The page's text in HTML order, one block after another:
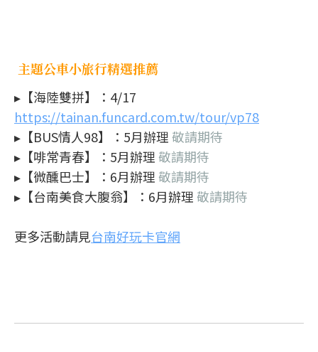
主題公車小旅行精選推薦
▸【海陸雙拼】：4/17
https://tainan.funcard.com.tw/tour/vp78
▸【BUS情人98】：5月辦理 敬請期待
▸【啡常青春】：5月辦理 敬請期待
▸【微醺巴士】：6月辦理 敬請期待
▸【台南美食大腹翁】：6月辦理 敬請期待
更多活動請見台南好玩卡官網